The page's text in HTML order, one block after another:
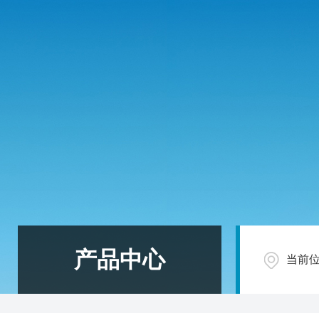
产品中心 当前